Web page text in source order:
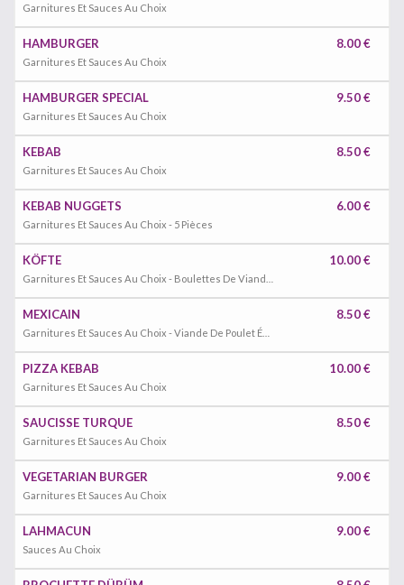
Garnitures Et Sauces Au Choix
HAMBURGER
Garnitures Et Sauces Au Choix
8.00 €
HAMBURGER SPECIAL
Garnitures Et Sauces Au Choix
9.50 €
KEBAB
Garnitures Et Sauces Au Choix
8.50 €
KEBAB NUGGETS
Garnitures Et Sauces Au Choix - 5 Pièces
6.00 €
KÖFTE 10.00 €
MEXICAIN 8.50 €
PIZZA KEBAB
Garnitures Et Sauces Au Choix
10.00 €
SAUCISSE TURQUE
Garnitures Et Sauces Au Choix
8.50 €
VEGETARIAN BURGER
Garnitures Et Sauces Au Choix
9.00 €
LAHMACUN
Sauces Au Choix
9.00 €